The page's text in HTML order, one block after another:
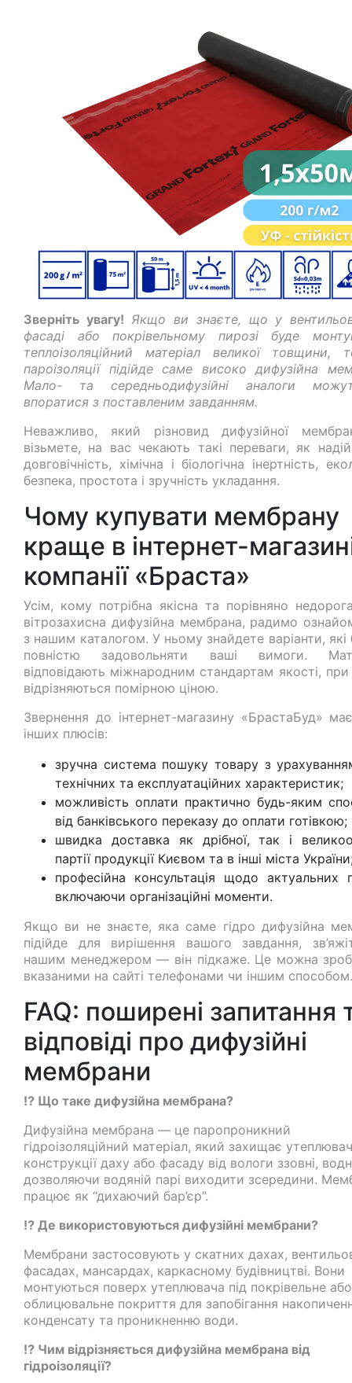
Зверніть увагу! Якщо ви знаєте, що у
фасаді або покрівельному пирозі буде
теплоізоляційний матеріал великої товщини,
пароізоляції підійде саме високо дифузійна
Мало- та середньодифузійні аналоги
впоратися з поставленим завданням.
Неважливо, який різновид дифузійної
візьмете, на вас чекають такі переваги, як
довговічність, хімічна і біологічна інертність,
безпека, простота і зручність укладання.
Чому купувати мембрану
краще в інтернет-
компанії «Браста»
Усім, кому потрібна якісна та порівняно
вітрозахисна дифузійна мембрана, радимо
з нашим каталогом. У ньому знайдете варіанти, які
повністю задовольняти ваші вимоги.
відповідають міжнародним стандартам якості,
відрізняються помірною ціною.
Звернення до інтернет-магазину «БрастаБуд»
інших плюсів:
зручна система пошуку товару з
технічних та експлуатаційних характеристик;
можливість оплати практично будь-яким
від банківського переказу до оплати готівкою;
швидка доставка як дрібної, так і
партії продукції Києвом та в інші міста
професійна консультація щодо актуальних
включаючи організаційні моменти.
Якщо ви не знаєте, яка саме гідро дифузійна
підійде для вирішення вашого завдання,
нашим менеджером — він підкаже. Це можна
вказаними на сайті телефонами чи іншим способом.
FAQ: поширені запитання
відповіді про дифузійні
мембрани
⁉️ Що таке дифузійна мембрана?
Дифузійна мембрана — це паропроникний
гідроізоляційний матеріал, який захищає утеплювач
конструкції даху або фасаду від вологи ззовні,
дозволяючи водяній парі виходити зсередини.
працює як “дихаючий бар’єр”.
⁉️ Де використовуються дифузійні мембрани?
Мембрани застосовують у скатних дахах,
фасадах, мансардах, каркасному будівництві. Вони
монтуються поверх утеплювача під покрівельне або
облицювальне покриття для запобігання
конденсату та проникненню води.
⁉️ Чим відрізняється дифузійна мембрана від
гідроізоляції?